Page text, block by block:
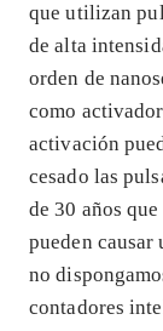
que utilizan
de alta
orden de
como
activación
cesado las
de 30 años
pueden causar
no
contadores